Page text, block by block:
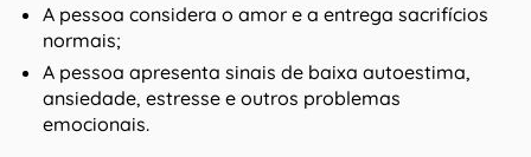
A pessoa considera o amor e a entrega sacrifícios
normais;
A pessoa apresenta sinais de baixa autoestima,
ansiedade, estresse e outros problemas
emocionais.